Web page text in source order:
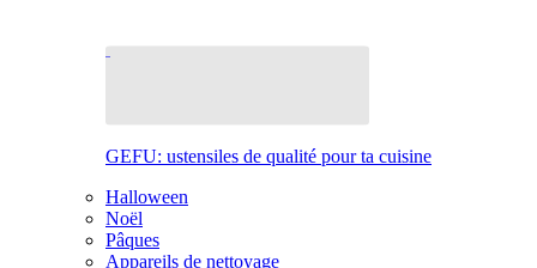
GEFU: ustensiles de qualité pour ta cuisine
Halloween
Noël
Pâques
Appareils de nettoyage